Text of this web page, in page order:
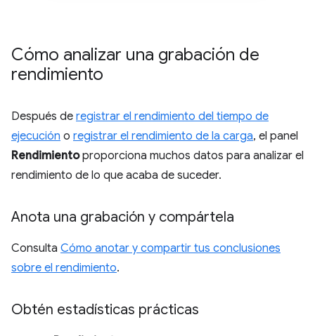
Cómo analizar una grabación de
rendimiento
Después de registrar el rendimiento del tiempo de
ejecución o registrar el rendimiento de la carga, el panel
Rendimientoproporciona muchos datos para analizar el
rendimiento de lo que acaba de suceder.
Anota una grabación y compártela
Consulta Cómo anotar y compartir tus conclusiones
sobre el rendimiento.
Obtén estadísticas prácticas